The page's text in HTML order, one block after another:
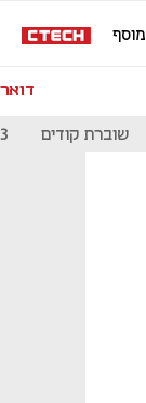
מוסף
שוברת קודים